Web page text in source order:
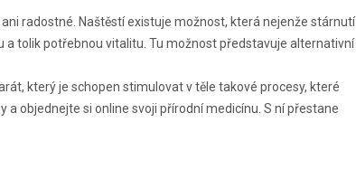
radostné. Naštěstí existuje možnost, která nejenže stárnutí
a tolik potřebnou vitalitu. Tu možnost představuje alternativní
který je schopen stimulovat v těle takové procesy, které
objednejte si online svoji přírodní medicínu. S ní přestane